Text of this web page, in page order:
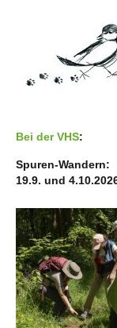
Bei der VHS:
Spuren-Wandern:
19.9. und